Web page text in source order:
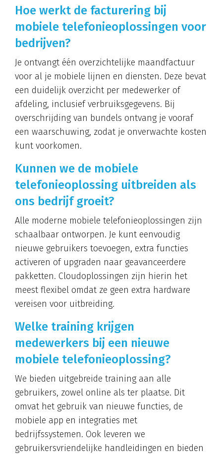
Hoe werkt de facturering bij
mobiele telefonieoplossingen voor
bedrijven?
Je ontvangt één overzichtelijke maandfactuur
voor al je mobiele lijnen en diensten. Deze bevat
een duidelijk overzicht per medewerker of
afdeling, inclusief verbruiksgegevens. Bij
overschrijding van bundels ontvang je vooraf
een waarschuwing, zodat je onverwachte kosten
kunt voorkomen.
Kunnen we de mobiele
telefonieoplossing uitbreiden als
ons bedrijf groeit?
Alle moderne mobiele telefonieoplossingen zijn
schaalbaar ontworpen. Je kunt eenvoudig
nieuwe gebruikers toevoegen, extra functies
activeren of upgraden naar geavanceerdere
pakketten. Cloudoplossingen zijn hierin het
meest flexibel omdat ze geen extra hardware
vereisen voor uitbreiding.
Welke training krijgen
medewerkers bij een nieuwe
mobiele telefonieoplossing?
We bieden uitgebreide training aan alle
gebruikers, zowel online als ter plaatse. Dit
omvat het gebruik van nieuwe functies, de
mobiele app en integraties met
bedrijfssystemen. Ook leveren we
gebruikersvriendelijke handleidingen en bieden